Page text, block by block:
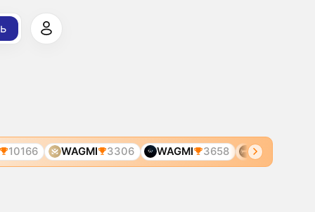
WAGMI 3306 WAGMI 3658 WAGMI